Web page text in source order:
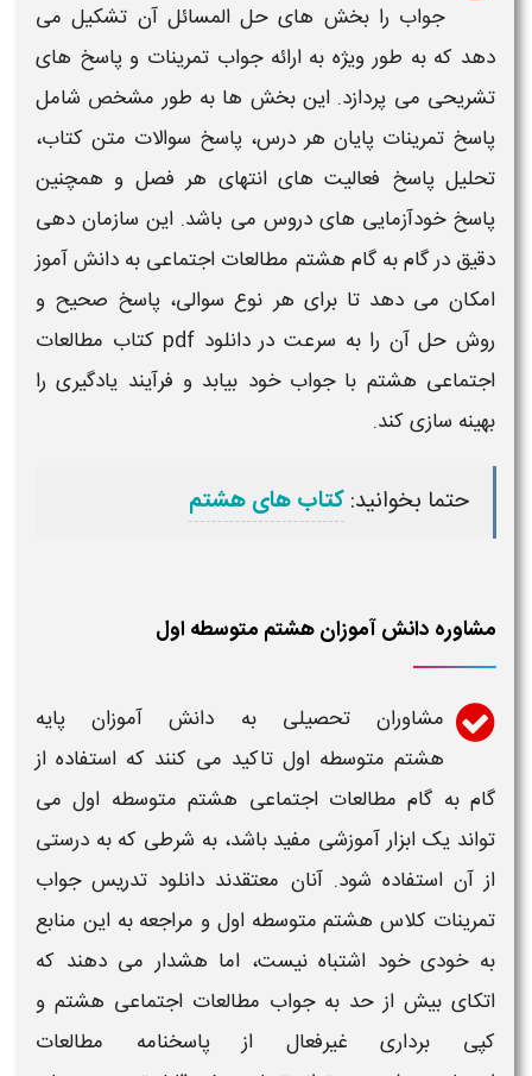
جواب را بخش های حل المسائل آن تشکیل می
دهد که به طور ویژه به ارائهجواب تمرینات و پاسخ های
تشریحی می پردازد. این بخش ها به طور مشخص شامل
پاسخ تمرینات پایان هر درس، پاسخ سوالات متن کتاب،
تحلیل پاسخ فعالیت های انتهای هر فصل و همچنین
پاسخ خودآزمایی های دروس می باشد. این سازمان دهی
دقیق درگام به گام هشتم مطالعات اجتماعی به دانش آموز
امکان می دهد تا برای هر نوع سوالی، پاسخ صحیح و
روش حل آن را به سرعت در
دانلود pdf کتاب مطالعات
اجتماعی هشتم با جواب خود بیابد و فرآیند یادگیری را
بهینه سازی کند.
حتما بخوانید:کتاب های هشتم
مشاوره دانش آموزان هشتم متوسطه اول
مشاوران تحصیلی به دانش آموزان پایه
هشتم متوسطه اول تاکید می کنند که استفاده از
گام به گام مطالعات اجتماعی هشتم متوسطه اول می
تواند یک ابزار آموزشی مفید باشد، به شرطی که به درستی
از آن استفاده شود. آنان معتقدند دانلود تدریس جواب
تمرینات کلاس هشتم متوسطه اول و مراجعه به این منابع
به خودی خود اشتباه نیست، اما هشدار می دهند که
اتکای بیش از حد به جواب مطالعات اجتماعی هشتم و
کپی برداری غیرفعال از پاسخنامه مطالعات